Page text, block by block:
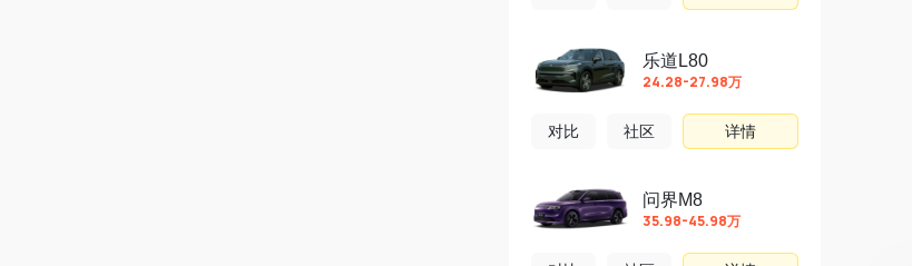
乐道L80
24.28-27.98万
对比 社区 详情
问界M8
35.98-45.98万